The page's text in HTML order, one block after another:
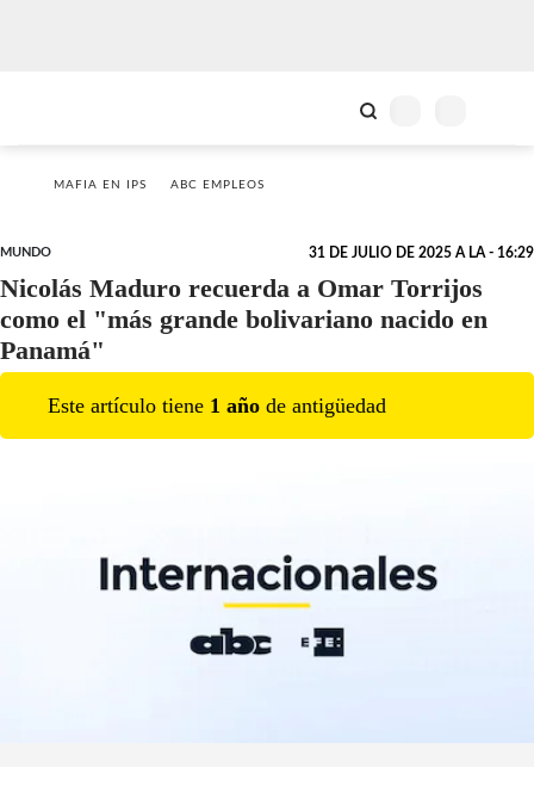
MAFIA EN IPS ABC EMPLEOS
MUNDO 31 DE JULIO DE 2025 A LA - 16:29
Nicolás Maduro recuerda a Omar Torrijos
como el "más grande bolivariano nacido en
Panamá"
Este artículo tiene 1 año de antigüedad